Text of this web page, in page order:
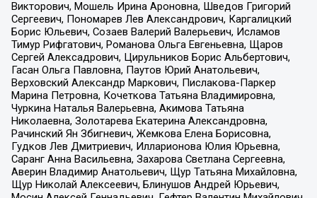
Викторович, Мошель Ирина Ароновна, Шведов Григорий
Сергеевич, Пономарев Лев Александрович, Каргалицкий
Борис Юльевич, Созаев Валерий Валерьевич, Исламов
Тимур Рифгатович, Романова Ольга Евгеньевна, Щаров
Сергей Алексадрович, Цирульников Борис Альбертович,
Гасан Ольга Павловна, Паутов Юрий Анатольевич,
Верховский Александр Маркович, Пислакова-Паркер
Марина Петровна, Кочеткова Татьяна Владимировна,
Чуркина Наталья Валерьевна, Акимова Татьяна
Николаевна, Золотарева Екатерина Александровна,
Рачинский Ян Збигневич, Жемкова Елена Борисовна,
Гудков Лев Дмитриевич, Илларионова Юлия Юрьевна,
Саранг Анна Васильевна, Захарова Светлана Сергеевна,
Аверин Владимир Анатольевич, Щур Татьяна Михайловна,
Щур Николай Алексеевич, Блинушов Андрей Юрьевич,